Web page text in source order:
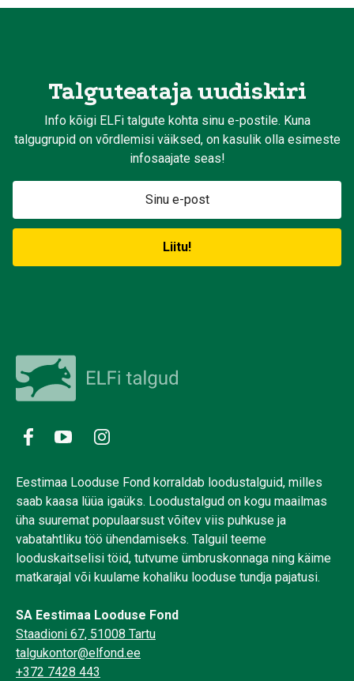
Talguteataja uudiskiri
Info kõigi ELFi talgute kohta sinu e-postile. Kuna
talgugrupid on võrdlemisi väiksed, on kasulik olla esimeste
infosaajate seas!
Eestimaa Looduse Fond korraldab loodustalguid, milles
saab kaasa lüüa igaüks. Loodustalgud on kogu maailmas
üha suuremat populaarsust võitev viis puhkuse ja
vabatahtliku töö ühendamiseks. Talguil teeme
looduskaitselisi töid, tutvume ümbruskonnaga ning käime
matkarajal või kuulame kohaliku looduse tundja pajatusi.
SA Eestimaa Looduse Fond
Staadioni 67, 51008 Tartu
talgukontor@elfond.ee
+372 7428 443